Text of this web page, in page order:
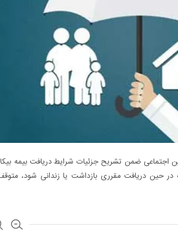
اجتماعی ضمن تشریح جزئیات شرایط دریافت بیمه
حین دریافت مقرری بازداشت یا زندانی شود،